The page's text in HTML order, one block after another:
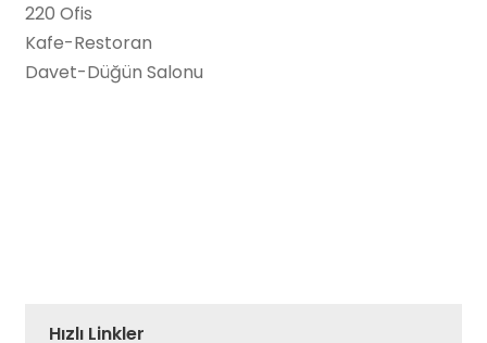
220 Ofis
Kafe-Restoran
Davet-Düğün Salonu
Hızlı Linkler